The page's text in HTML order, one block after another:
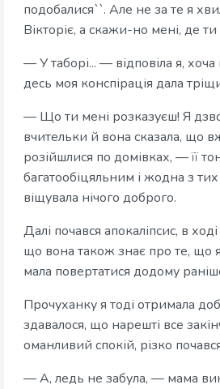
подобалися``. Але не за те я
Вікторіє, а скажи-но мені, де
— У таборі... — відповіла я,
десь моя конспірація дала
— Що ти мені розказуєш! Я
вчительки й вона сказала, що
розійшлися по домівках, — її
багатообіцяльним і жодна з
віщувала нічого доброго.
Далі почався апокаліпсис, в
що вона також знає про те, що
мала повертатися додому
Прочуханку я тоді отримала
здавалося, що нарешті все
оманливий спокій, різко
— А, ледь не забула, — мама